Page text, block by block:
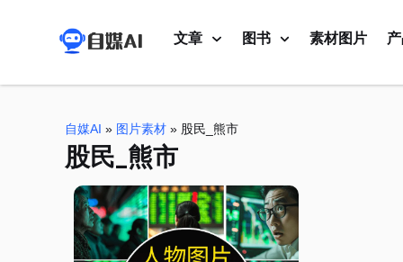
文章 图书 素材图片
自媒AI » 图片素材 » 股民_熊市
股民_熊市